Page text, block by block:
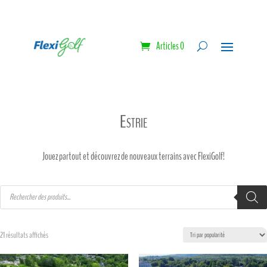
Articles 0
Estrie
Jouez partout et découvrez de nouveaux terrains avec FlexiGolf!
Recherche
produits
21 résultats affichésTrié